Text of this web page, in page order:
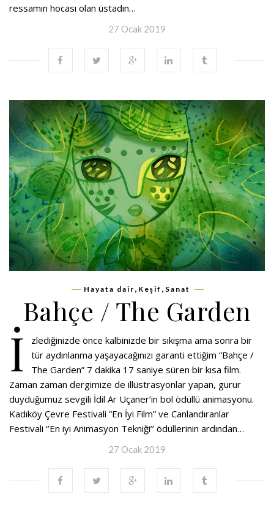
ressamın hocası olan üstadın…
27 Ocak 2019
Hayata dair Keşif Sanat
Bahçe / The Garden
İ
zlediğinizde önce kalbinizde bir sıkışma ama sonra bir
tür aydınlanma yaşayacağınızı garanti ettiğim “Bahçe /
The Garden” 7 dakika 17 saniye süren bir kısa film.
Zaman zaman dergimize de illüstrasyonlar yapan, gurur
duyduğumuz sevgili İdil Ar Uçaner’in bol ödüllü animasyonu.
Kadıköy Çevre Festivali “En İyi Film” ve Canlandıranlar
Festivali ‘’En iyi Animasyon Tekniği’’ ödüllerinin ardından…
27 Ocak 2019